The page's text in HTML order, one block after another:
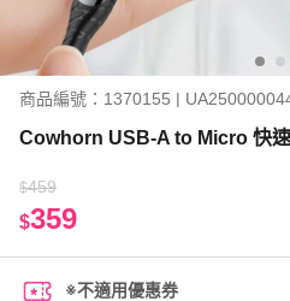
商品編號：1370155 |
Cowhorn USB-A to Micro 快
$459
$359
※不適用優惠券